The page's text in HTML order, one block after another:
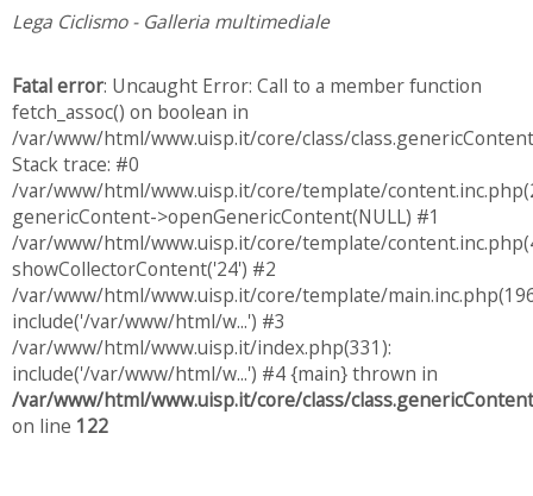
Lega Ciclismo - Galleria multimediale
Fatal error: Uncaught Error: Call to a member function
fetch_assoc() on boolean in
/var/www/html/www.uisp.it/core/class/
Stack trace: #0
/var/www/html/www.uisp.it/core/template/
genericContent->openGenericContent(NULL) #1
/var/www/html/www.uisp.it/core/template/
showCollectorContent('24') #2
/var/www/html/www.uisp.it/core/template/
include('/var/www/html/w...') #3
/var/www/html/www.uisp.it/index.php(331):
include('/var/www/html/w...') #4 {main} thrown in
/var/www/html/www.uisp.it/core/class/
on line 122